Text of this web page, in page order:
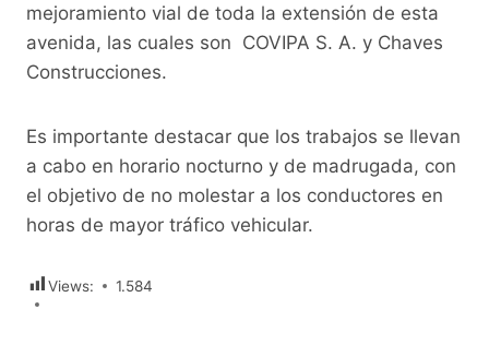
mejoramiento vial de toda la extensión de esta
avenida, las cuales son COVIPA S. A. y Chaves
Construcciones.
Es importante destacar que los trabajos se llevan
a cabo en horario nocturno y de madrugada, con
el objetivo de no molestar a los conductores en
horas de mayor tráfico vehicular.
Views: 1.584